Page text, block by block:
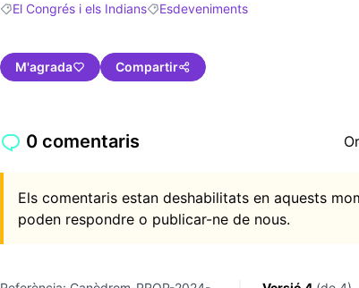
Resultats en filtrar per: El Congrés i els Indians
El Congrés i els IndiansResultats en filtrar per:
Esdeveniments
M'agrada Compartir
0 comentaris
Els comentaris estan deshabilitats en aquests
poden respondre o publicar-ne de nous.